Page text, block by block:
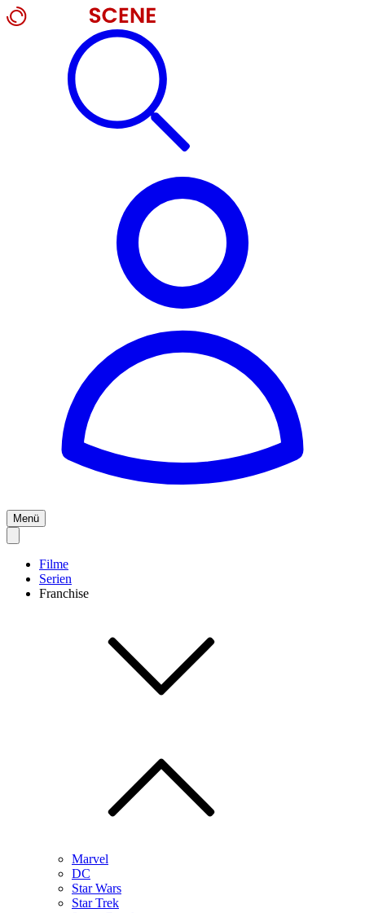
Menü
Filme
Serien
Franchise
Marvel
DC
Star Wars
Star Trek